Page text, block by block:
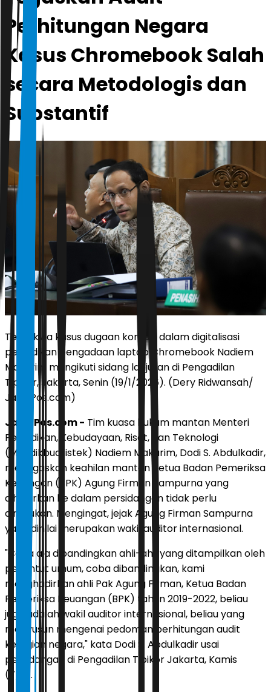
Perhitungan Negara
Kasus Chromebook Salah
secara Metodologis dan
Substantif
Terdakwa kasus dugaan korupsi dalam digitalisasi
pendidikan pengadaan laptop Chromebook Nadiem
Makarim mengikuti sidang lanjutan di Pengadilan
Tipikor, Jakarta, Senin (19/1/2026). (Dery Ridwansah/
JawaPos.com)
JawaPos.com - Tim kuasa hukum mantan Menteri
Pendidikan, Kebudayaan, Riset, dan Teknologi
(Mendikbudristek) Nadiem Makarim, Dodi S. Abdulkadir,
menegaskan keahilan mantan Ketua Badan Pemeriksa
Keuangan (BPK) Agung Firman Sampurna yang
dihadirkan ke dalam persidangan tidak perlu
diragukan. Mengingat, jejak Agung Firman Sampurna
yang dinilai merupakan wakil auditor internasional.
"Coba aja dibandingkan ahli-ahli yang ditampilkan oleh
penuntut umum, coba dibandingkan, kami
menghadirkan ahli Pak Agung Firman, Ketua Badan
Pemeriksa Keuangan (BPK) tahun 2019-2022, beliau
juga adalah wakil auditor internasional, beliau yang
menyusun mengenai pedoman perhitungan audit
kerugian negara," kata Dodi S. Abdulkadir usai
persidangan di Pengadilan Tipikor Jakarta, Kamis
(7/5).